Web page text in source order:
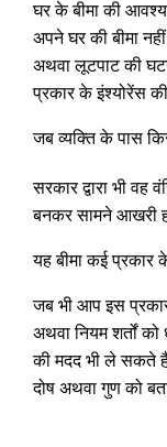
घर के बीमा की
अपने घर की बीमा
अथवा लूटपाट की
प्रकार के इंश्योरेंस
जब व्यक्ति के पास
सरकार द्वारा भी वह
बनकर सामने आखरी
यह बीमा कई प्रकार
जब भी आप इस
अथवा नियम शर्तों
की मदद भी ले सकते
दोष अथवा गुण को